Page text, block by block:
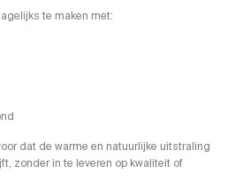
te maken met:
dat de warme en natuurlijke uitstraling
zonder in te leveren op kwaliteit of